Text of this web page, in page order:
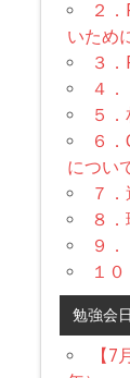
２
いため
３．
４
５
６
につい
７
８
９
１
勉強会
【